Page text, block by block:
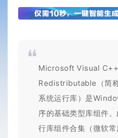
Microsoft Visual C++
Redistributable（简
系统运行库）是
序的基础类型库组件
行库组件合集（微软